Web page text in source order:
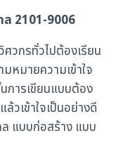
ล 2101-9006
วกรทั่วไปต้องเรียน
มหมายความเข้าใจ
การเขียนแบบต้อง
วเข้าใจเป็นอย่างดี
ล แบบก่อสร้าง แบบ